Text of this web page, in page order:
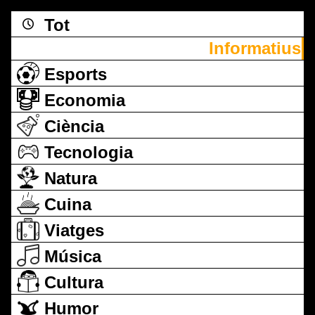
Tot
Informatius
Esports
Economia
Ciència
Tecnologia
Natura
Cuina
Viatges
Música
Cultura
Humor